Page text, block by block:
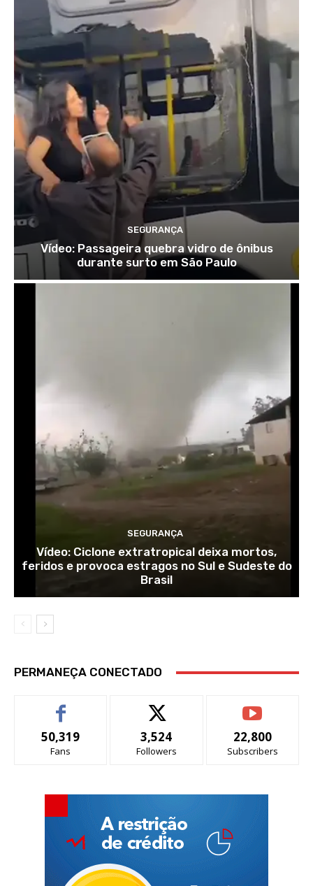
SEGURANÇA
Vídeo: Passageira quebra vidro de ônibus
durante surto em São Paulo
SEGURANÇA
Vídeo: Ciclone extratropical deixa mortos,
feridos e provoca estragos no Sul e Sudeste do
Brasil
PERMANEÇA CONECTADO
50,319
Fans
3,524
Followers
22,800
Subscribers